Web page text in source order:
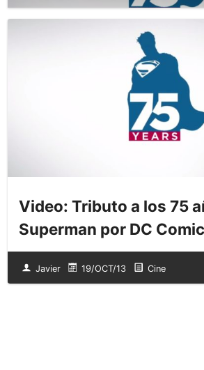
Video: Tributo a los 75
Superman por DC
Javier 19/OCT/13 Cine